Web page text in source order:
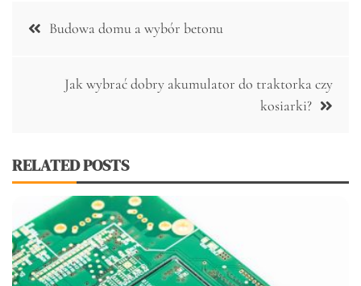
Nawigacja
Budowa domu a wybór betonu
Jak wybrać dobry akumulator do traktorka czy
kosiarki?
RELATED POSTS